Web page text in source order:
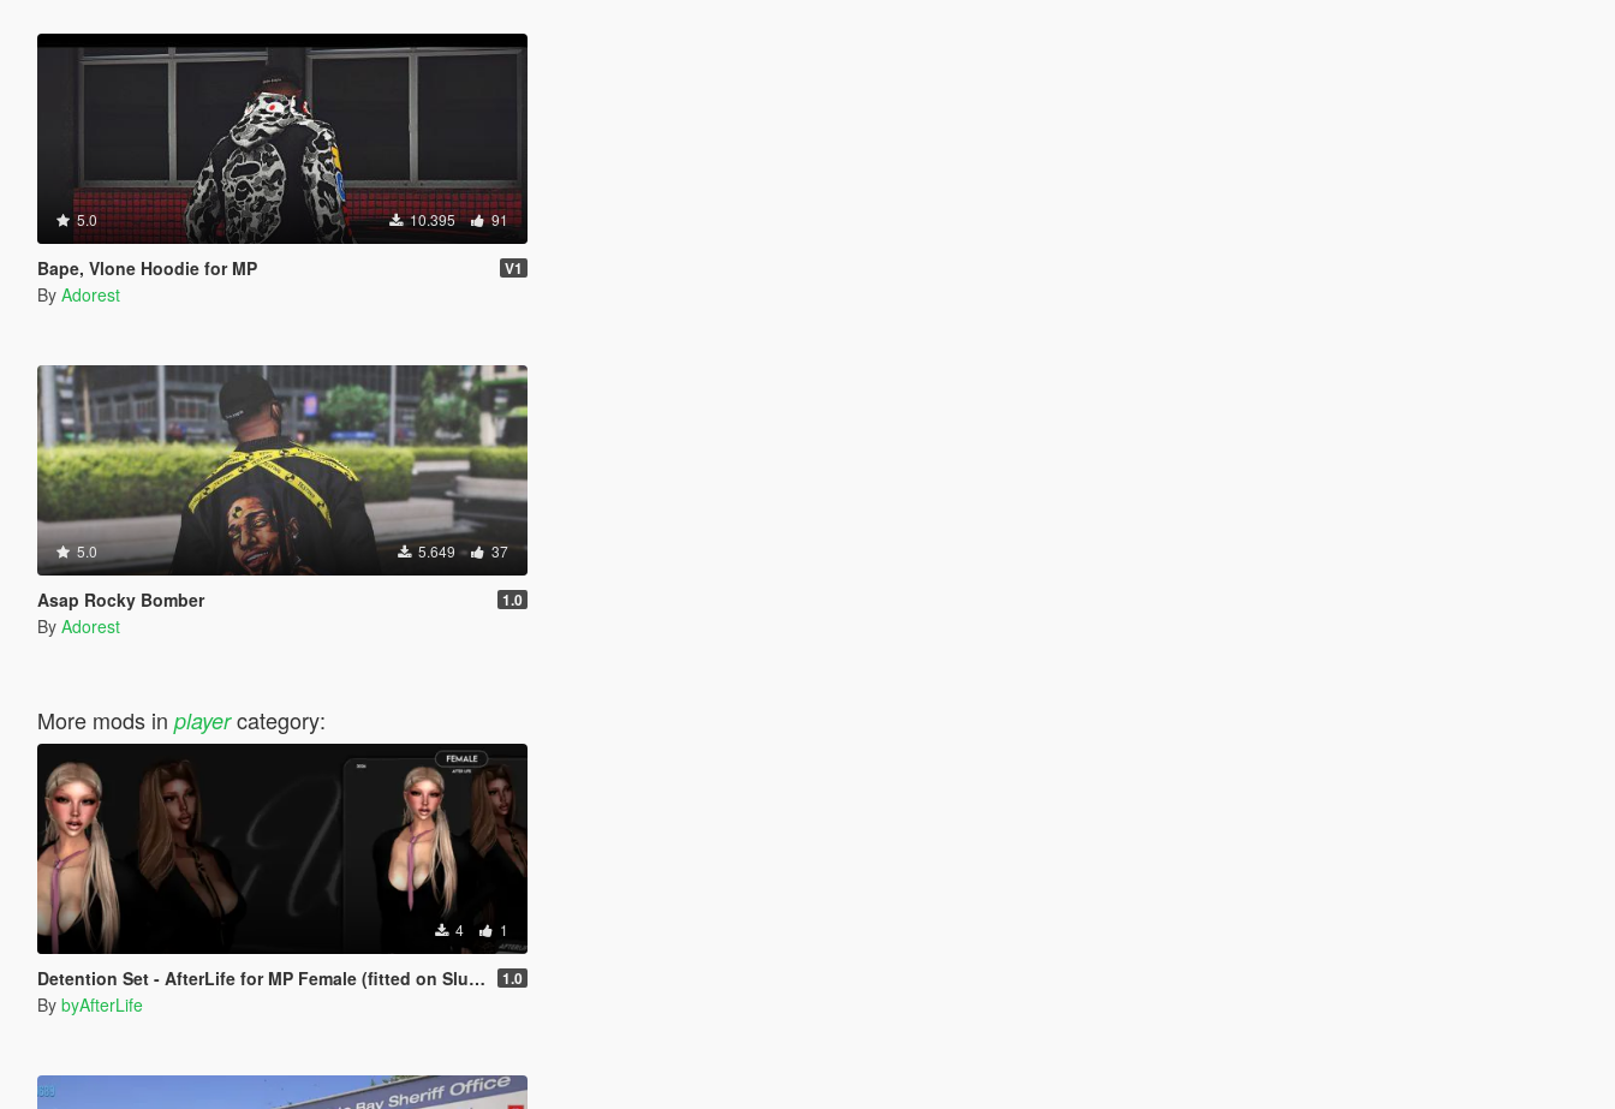
5.0 10.395 91
Bape, Vlone Hoodie for MP V1
By Adorest
5.0 5.649 37
Asap Rocky Bomber 1.0
By Adorest
More mods in playercategory:
4 1
Detention Set - AfterLife for MP Female (fitted on Slut Body) 1.0
By byAfterLife